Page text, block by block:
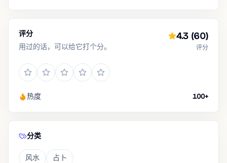
评分
用过的话，可以给它打个分。
4.3 (60)
评分
热度 100+
分类
风水 占卜